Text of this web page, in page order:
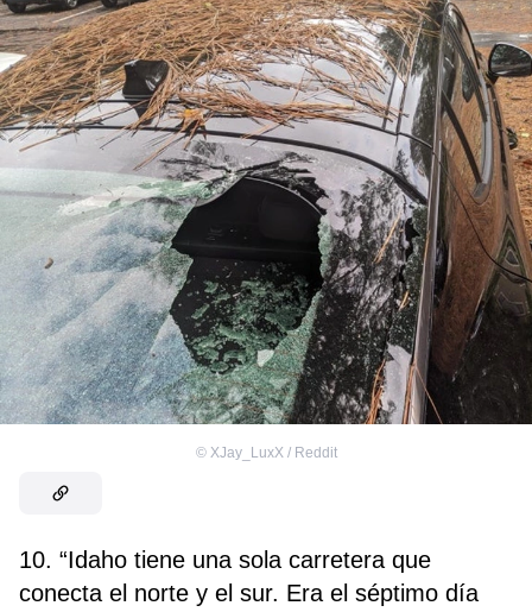
© XJay_LuxX / Reddit
10. “Idaho tiene una sola carretera que
conecta el norte y el sur. Era el séptimo día